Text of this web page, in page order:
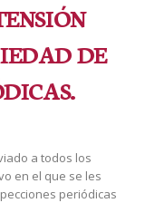
DE
a todos los
en el que se les
periódicas